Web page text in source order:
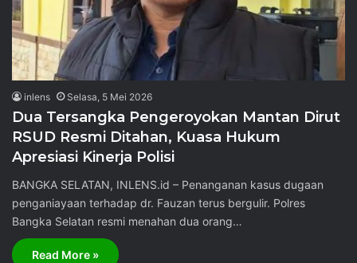
inlens Selasa, 5 Mei 2026
Dua Tersangka Pengeroyokan Mantan Dirut
RSUD Resmi Ditahan, Kuasa Hukum
Apresiasi Kinerja Polisi
BANGKA SELATAN, INLENS.id – Penanganan kasus dugaan
penganiayaan terhadap dr. Fauzan terus bergulir. Polres
Bangka Selatan resmi menahan dua orang…
Read More »